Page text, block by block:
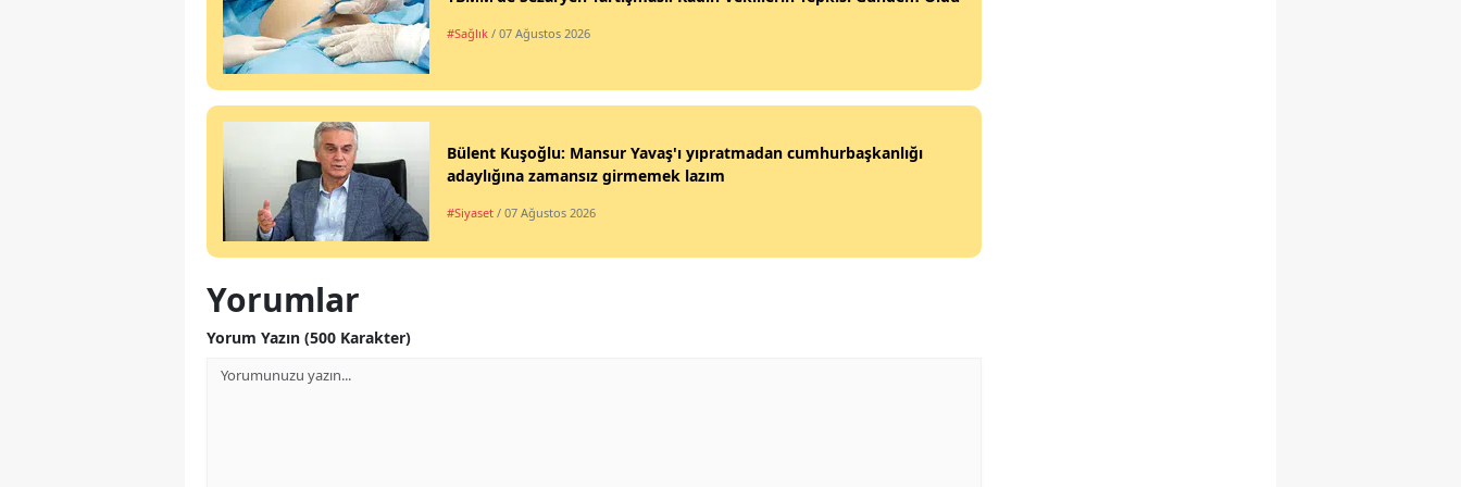
#Sağlık / 07 Ağustos 2026
Bülent Kuşoğlu: Mansur Yavaş'ı yıpratmadan cumhurbaşkanlığı
adaylığına zamansız girmemek lazım
#Siyaset / 07 Ağustos 2026
Yorumlar
Yorum Yazın (500 Karakter)